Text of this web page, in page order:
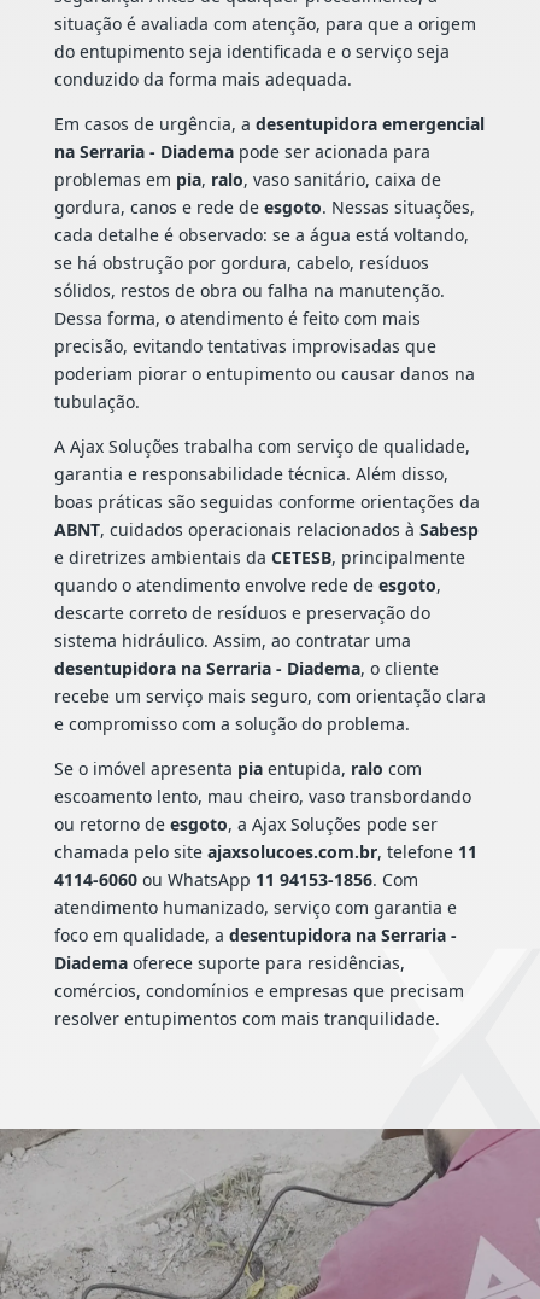
situação é avaliada com atenção, para que a origem
do entupimento seja identificada e o serviço seja
conduzido da forma mais adequada.
Em casos de urgência, a desentupidora emergencial
na Serraria - Diademapode ser acionada para
problemas em pia, ralo, vaso sanitário, caixa de
gordura, canos e rede de esgoto. Nessas situações,
cada detalhe é observado: se a água está voltando,
se há obstrução por gordura, cabelo, resíduos
sólidos, restos de obra ou falha na manutenção.
Dessa forma, o atendimento é feito com mais
precisão, evitando tentativas improvisadas que
poderiam piorar o entupimento ou causar danos na
tubulação.
A Ajax Soluções trabalha com serviço de qualidade,
garantia e responsabilidade técnica. Além disso,
boas práticas são seguidas conforme orientações da
ABNT, cuidados operacionais relacionados à Sabesp
e diretrizes ambientais da CETESB, principalmente
quando o atendimento envolve rede de esgoto,
descarte correto de resíduos e preservação do
sistema hidráulico. Assim, ao contratar uma
desentupidora na Serraria - Diadema, o cliente
recebe um serviço mais seguro, com orientação clara
e compromisso com a solução do problema.
Se o imóvel apresenta piaentupida, ralo com
escoamento lento, mau cheiro, vaso transbordando
ou retorno de esgoto, a Ajax Soluções pode ser
chamada pelo site ajaxsolucoes.com.br, telefone 11
4114-6060ou WhatsApp 11 94153-1856. Com
atendimento humanizado, serviço com garantia e
foco em qualidade, a desentupidora na Serraria -
Diademaoferece suporte para residências,
comércios, condomínios e empresas que precisam
resolver entupimentos com mais tranquilidade.